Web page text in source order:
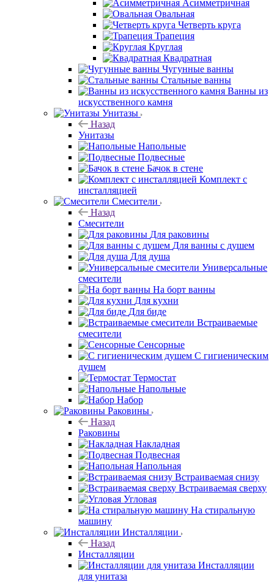
Асимметричная
Овальная
Четверть круга
Трапеция
Круглая
Квадратная
Чугунные ванны
Стальные ванны
Ванны из
искусственного камня
Унитазы
Назад
Унитазы
Напольные
Подвесные
Бачок в стене
Комплект с
инсталляцией
Смесители
Назад
Смесители
Для раковины
Для ванны с душем
Для душа
Универсальные
смесители
На борт ванны
Для кухни
Для биде
Встраиваемые
смесители
Сенсорные
С гигиеническим
душем
Термостат
Напольные
Набор
Раковины
Назад
Раковины
Накладная
Подвесная
Напольная
Встраиваемая снизу
Встраиваемая сверху
Угловая
На стиральную
машину
Инсталляции
Назад
Инсталляции
Инсталляции
для унитаза